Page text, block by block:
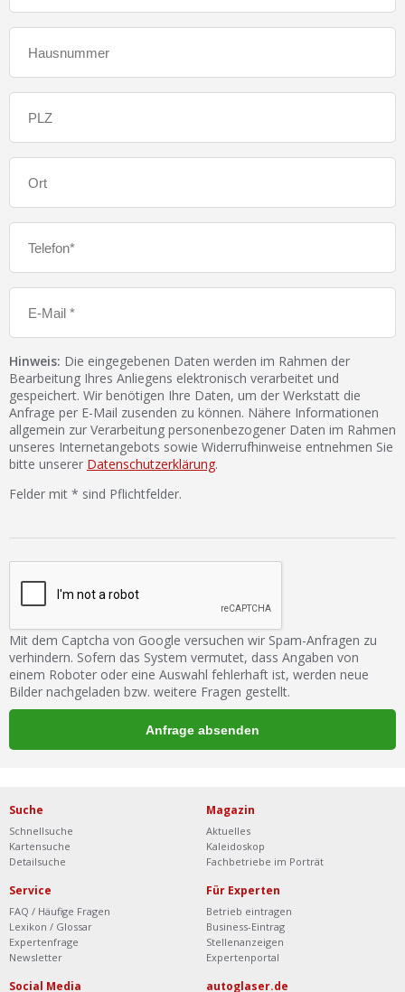
Hinweis: Die eingegebenen Daten werden im Rahmen der
Bearbeitung Ihres Anliegens elektronisch verarbeitet und
gespeichert. Wir benötigen Ihre Daten, um der Werkstatt die
Anfrage per E-Mail zusenden zu können. Nähere Informationen
allgemein zur Verarbeitung personenbezogener Daten im Rahmen
unseres Internetangebots sowie Widerrufhinweise entnehmen Sie
bitte unserer Datenschutzerklärung.
Felder mit * sind Pflichtfelder.
Mit dem Captcha von Google versuchen wir Spam-Anfragen zu
verhindern. Sofern das System vermutet, dass Angaben von
einem Roboter oder eine Auswahl fehlerhaft ist, werden neue
Bilder nachgeladen bzw. weitere Fragen gestellt.
Suche
Schnellsuche
Kartensuche
Detailsuche
Magazin
Aktuelles
Kaleidoskop
Fachbetriebe im Porträt
Service
FAQ / Häufige Fragen
Lexikon / Glossar
Expertenfrage
Newsletter
Für Experten
Betrieb eintragen
Business-Eintrag
Stellenanzeigen
Expertenportal
Social Media autoglaser.de